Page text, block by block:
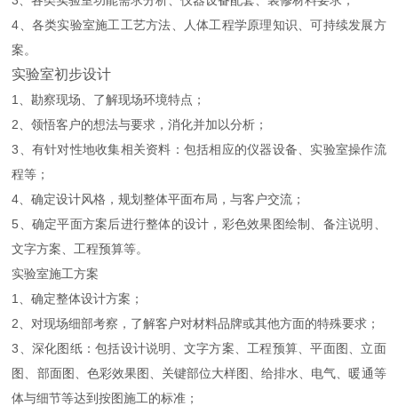
4、各类实验室施工工艺方法、人体工程学原理知识、可持续发展方
案。
实验室初步设计
1、勘察现场、了解现场环境特点；
2、领悟客户的想法与要求，消化并加以分析；
3、有针对性地收集相关资料：包括相应的仪器设备、实验室操作流
程等；
4、确定设计风格，规划整体平面布局，与客户交流；
5、确定平面方案后进行整体的设计，彩色效果图绘制、备注说明、
文字方案、工程预算等。
实验室施工方案
1、确定整体设计方案；
2、对现场细部考察，了解客户对材料品牌或其他方面的特殊要求；
3、深化图纸：包括设计说明、文字方案、工程预算、平面图、立面
图、部面图、色彩效果图、关键部位大样图、给排水、电气、暖通等
体与细节等达到按图施工的标准；